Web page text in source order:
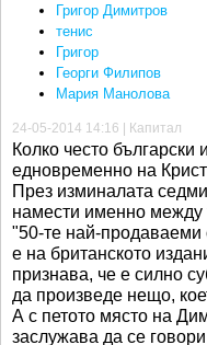
Григор Димитров
тенис
Григор
Георги Филипов
Мария Манолова
24-05-2014 14:16 | Капитал
Колко често български
едновременно на
През изминалата
намести именно между
"50-те най-продаваеми
е на британското
признава, че е силно
да произведе нещо,
А с петото място на
заслужава да се